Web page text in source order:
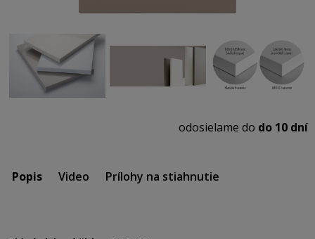
odosielame do do 10 dní
Popis Video Prílohy na stiahnutie